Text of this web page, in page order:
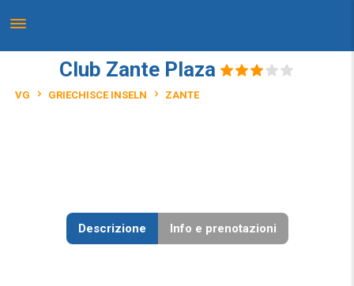
Club Zante Plaza
VG GRIECHISCE INSELN ZANTE
Descrizione Info e prenotazioni